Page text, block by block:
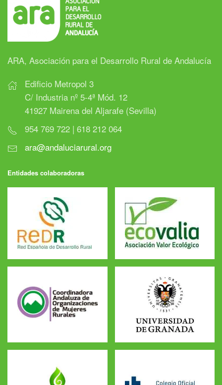
ARA, Asociación para el Desarrollo Rural de Andalucía
Edificio Metropol 3
C/ Industria nº 5-4ª Mód. 12
41927 Mairena del Aljarafe (Sevilla)
954 769 722 | 618 212 064
ara@andaluciarural.org
Entidades colaboradoras